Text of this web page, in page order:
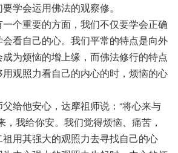
学会运用佛法的观察修。
个重要的方面，我们不仅要学会正确
看自己的心。我们平常的特点是向外
为烦恼的增上缘，而佛法修行的特点
观照力看自己的内心的时，烦恼的心
给他安心，达摩祖师说：“将心来与
，我给你安。我们觉得烦恼、痛苦，
用其强大的观照力去寻找自己的心